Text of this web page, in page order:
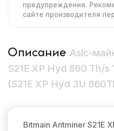
предупреждения.
сайте производителя
Описание Asic-
S21E XP Hyd 860 Th/s
(S21E XP Hyd 3U
Bitmain Antminer S21E